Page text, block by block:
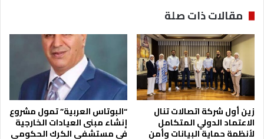
ل
و
ل
ح
ل
ي
ت
ل
ي
ر
ت
ع
مقالات ذات صلة
زين أول شركة اتصالات تنال
الاعتماد الدولي المتكامل
لأنظمة حماية البيانات وأمن
“البوتاس العربية” تمول مشروع
إنشاء مبنى العيادات الخارجية
في مستشفى الكرك الحكومي